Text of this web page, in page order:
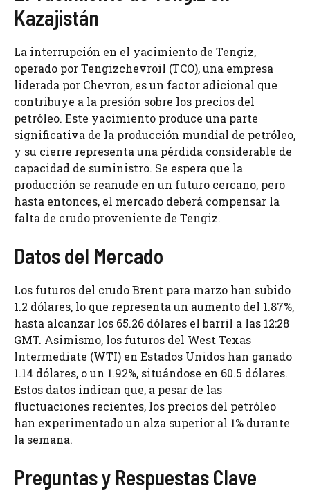
Kazajistán
La interrupción en el yacimiento de Tengiz,
operado por Tengizchevroil (TCO), una empresa
liderada por Chevron, es un factor adicional que
contribuye a la presión sobre los precios del
petróleo. Este yacimiento produce una parte
significativa de la producción mundial de petróleo,
y su cierre representa una pérdida considerable de
capacidad de suministro. Se espera que la
producción se reanude en un futuro cercano, pero
hasta entonces, el mercado deberá compensar la
falta de crudo proveniente de Tengiz.
Datos del Mercado
Los futuros del crudo Brent para marzo han subido
1.2 dólares, lo que representa un aumento del 1.87%,
hasta alcanzar los 65.26 dólares el barril a las 12:28
GMT. Asimismo, los futuros del West Texas
Intermediate (WTI) en Estados Unidos han ganado
1.14 dólares, o un 1.92%, situándose en 60.5 dólares.
Estos datos indican que, a pesar de las
fluctuaciones recientes, los precios del petróleo
han experimentado un alza superior al 1% durante
la semana.
Preguntas y Respuestas Clave